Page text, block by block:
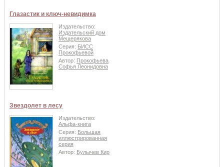
Глазастик и ключ-невидимка
Издательство:
Издательский дом
Мещерякова
Серия: БИСС
Прокофьевой
Автор: Прокофьева
Софья Леонидовна
Звездолет в лесу
Издательство:
Альфа-книга
Серия: Большая
иллюстрированная
серия
Автор: Булычев Кир